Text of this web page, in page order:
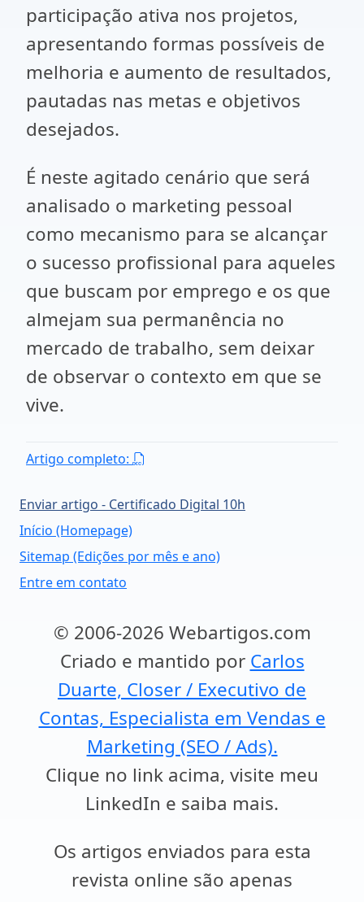
participação ativa nos projetos,
apresentando formas possíveis de
melhoria e aumento de resultados,
pautadas nas metas e objetivos
desejados.
É neste agitado cenário que será
analisado o marketing pessoal
como mecanismo para se alcançar
o sucesso profissional para aqueles
que buscam por emprego e os que
almejam sua permanência no
mercado de trabalho, sem deixar
de observar o contexto em que se
vive.
Artigo completo:
Enviar artigo - Certificado Digital 10h
Início (Homepage)
Sitemap (Edições por mês e ano)
Entre em contato
© 2006-2026 Webartigos.com
Criado e mantido por Carlos
Duarte, Closer / Executivo de
Contas, Especialista em Vendas e
Marketing (SEO / Ads).
Clique no link acima, visite meu
LinkedIn e saiba mais.
Os artigos enviados para esta
revista online são apenas